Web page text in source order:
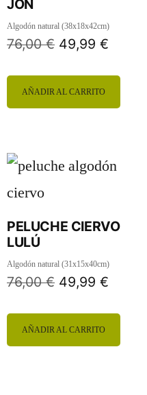
JON
Algodón natural (38x18x42cm)
76,00€ 49,99 €
AÑADIR AL CARRITO
PELUCHE CIERVO
LULÚ
Algodón natural (31x15x40cm)
76,00€ 49,99 €
AÑADIR AL CARRITO